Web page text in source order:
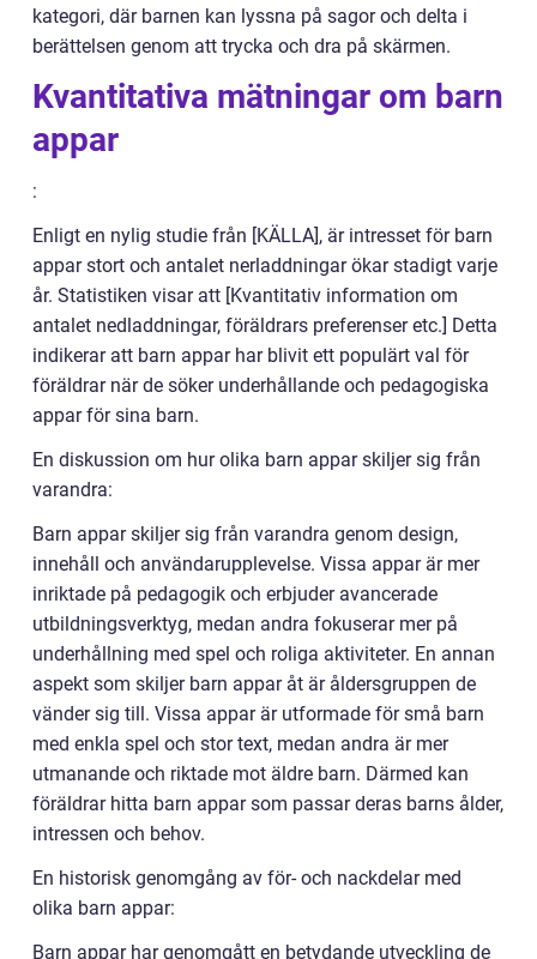
kategori, där barnen kan lyssna på sagor och delta i
berättelsen genom att trycka och dra på skärmen.
Kvantitativa mätningar om barn
appar
:
Enligt en nylig studie från [KÄLLA], är intresset för barn
appar stort och antalet nerladdningar ökar stadigt varje
år. Statistiken visar att [Kvantitativ information om
antalet nedladdningar, föräldrars preferenser etc.] Detta
indikerar att barn appar har blivit ett populärt val för
föräldrar när de söker underhållande och pedagogiska
appar för sina barn.
En diskussion om hur olika barn appar skiljer sig från
varandra:
Barn appar skiljer sig från varandra genom design,
innehåll och användarupplevelse. Vissa appar är mer
inriktade på pedagogik och erbjuder avancerade
utbildningsverktyg, medan andra fokuserar mer på
underhållning med spel och roliga aktiviteter. En annan
aspekt som skiljer barn appar åt är åldersgruppen de
vänder sig till. Vissa appar är utformade för små barn
med enkla spel och stor text, medan andra är mer
utmanande och riktade mot äldre barn. Därmed kan
föräldrar hitta barn appar som passar deras barns ålder,
intressen och behov.
En historisk genomgång av för- och nackdelar med
olika barn appar:
Barn appar har genomgått en betydande utveckling de